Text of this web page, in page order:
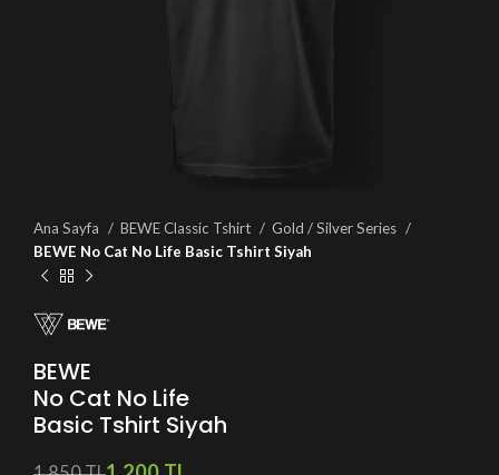
Ana Sayfa BEWE Classic Tshirt
Gold / Silver Series
BEWE No Cat No Life Basic Tshirt Siyah
BEWE
No Cat No Life
Basic Tshirt Siyah